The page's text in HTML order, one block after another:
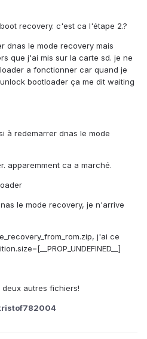
recovery. c'est ca l'étape 2.?
dnas le mode recovery mais
que j'ai mis sur la carte sd. je ne
a fonctionner car quand je
bootloader ça me dit waiting
à redemarrer dnas le mode
apparemment ca a marché.
le mode recovery, je n'arrive
j'ai ce
autres fichiers!